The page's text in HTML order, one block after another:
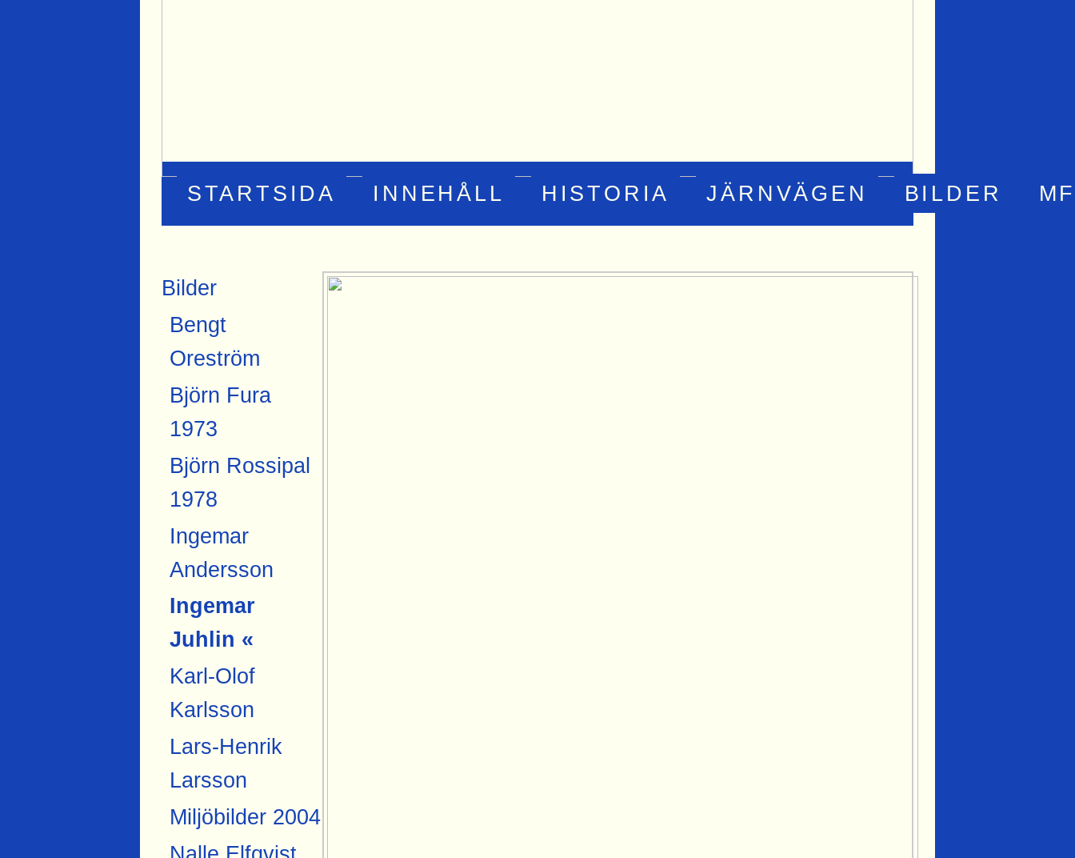
STARTSIDA INNEHÅLL HISTORIA JÄRNVÄGEN BILDER
Bilder
Bengt
Oreström
Björn Fura
1973
Björn Rossipal
1978
Ingemar
Andersson
Ingemar
Juhlin «
Karl-Olof
Karlsson
Lars-Henrik
Larsson
Miljöbilder 2004